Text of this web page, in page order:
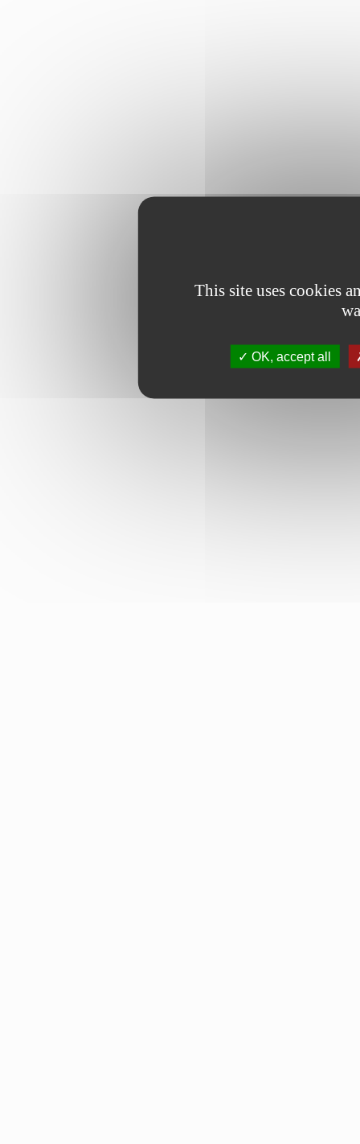
This site uses cookies
OK, accept all